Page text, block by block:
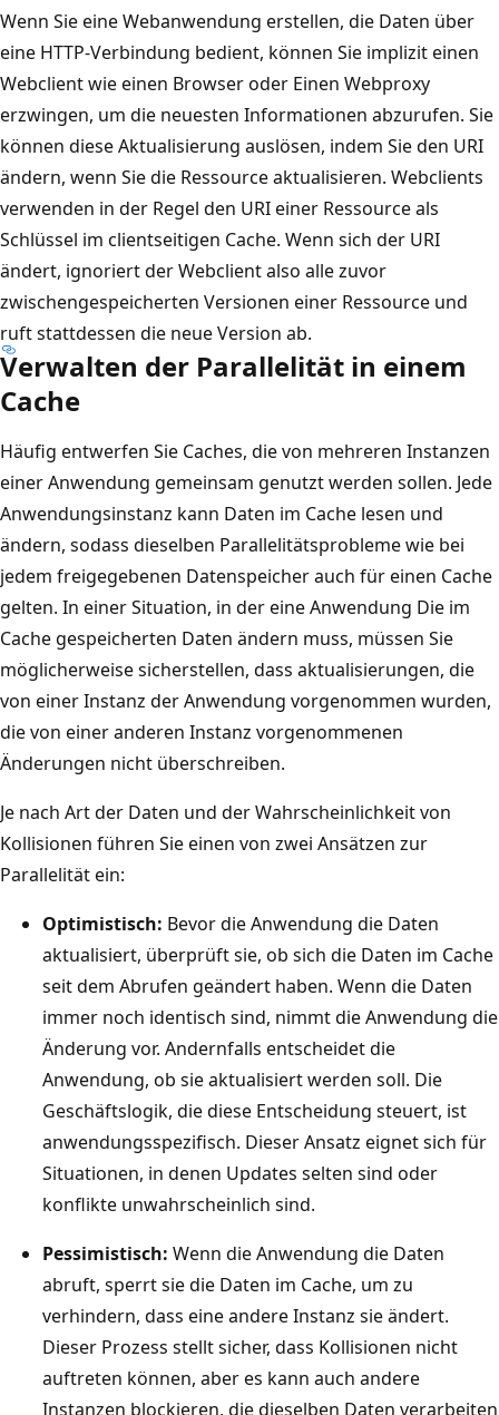
d
e
r
B
e
z
e
i
c
h
n
u
n
A
n
w
e
n
d
u
n
g
s
i
n
s
t
i
n
e
G
i
t
t
e
r
t
a
b
e
l
e
e
n
t
h
ä
l
t
,
d
e
d
e
Wenn Sie eine Webanwendung erstellen, die Daten über
eine HTTP-Verbindung bedient, können Sie implizit einen
Webclient wie einen Browser oder Einen Webproxy
erzwingen, um die neuesten Informationen abzurufen. Sie
können diese Aktualisierung auslösen, indem Sie den URI
ändern, wenn Sie die Ressource aktualisieren. Webclients
verwenden in der Regel den URI einer Ressource als
Schlüssel im clientseitigen Cache. Wenn sich der URI
ändert, ignoriert der Webclient also alle zuvor
zwischengespeicherten Versionen einer Ressource und
ruft stattdessen die neue Version ab.
Verwalten der Parallelität in einem
Cache
Häufig entwerfen Sie Caches, die von mehreren Instanzen
einer Anwendung gemeinsam genutzt werden sollen. Jede
Anwendungsinstanz kann Daten im Cache lesen und
ändern, sodass dieselben Parallelitätsprobleme wie bei
jedem freigegebenen Datenspeicher auch für einen Cache
gelten. In einer Situation, in der eine Anwendung Die im
Cache gespeicherten Daten ändern muss, müssen Sie
möglicherweise sicherstellen, dass aktualisierungen, die
von einer Instanz der Anwendung vorgenommen wurden,
die von einer anderen Instanz vorgenommenen
Änderungen nicht überschreiben.
Je nach Art der Daten und der Wahrscheinlichkeit von
Kollisionen führen Sie einen von zwei Ansätzen zur
Parallelität ein:
Optimistisch: Bevor die Anwendung die Daten
aktualisiert, überprüft sie, ob sich die Daten im Cache
seit dem Abrufen geändert haben. Wenn die Daten
immer noch identisch sind, nimmt die Anwendung die
Änderung vor. Andernfalls entscheidet die
Anwendung, ob sie aktualisiert werden soll. Die
Geschäftslogik, die diese Entscheidung steuert, ist
anwendungsspezifisch. Dieser Ansatz eignet sich für
Situationen, in denen Updates selten sind oder
konflikte unwahrscheinlich sind.
Pessimistisch: Wenn die Anwendung die Daten
abruft, sperrt sie die Daten im Cache, um zu
verhindern, dass eine andere Instanz sie ändert.
Dieser Prozess stellt sicher, dass Kollisionen nicht
auftreten können, aber es kann auch andere
Instanzen blockieren, die dieselben Daten verarbeiten